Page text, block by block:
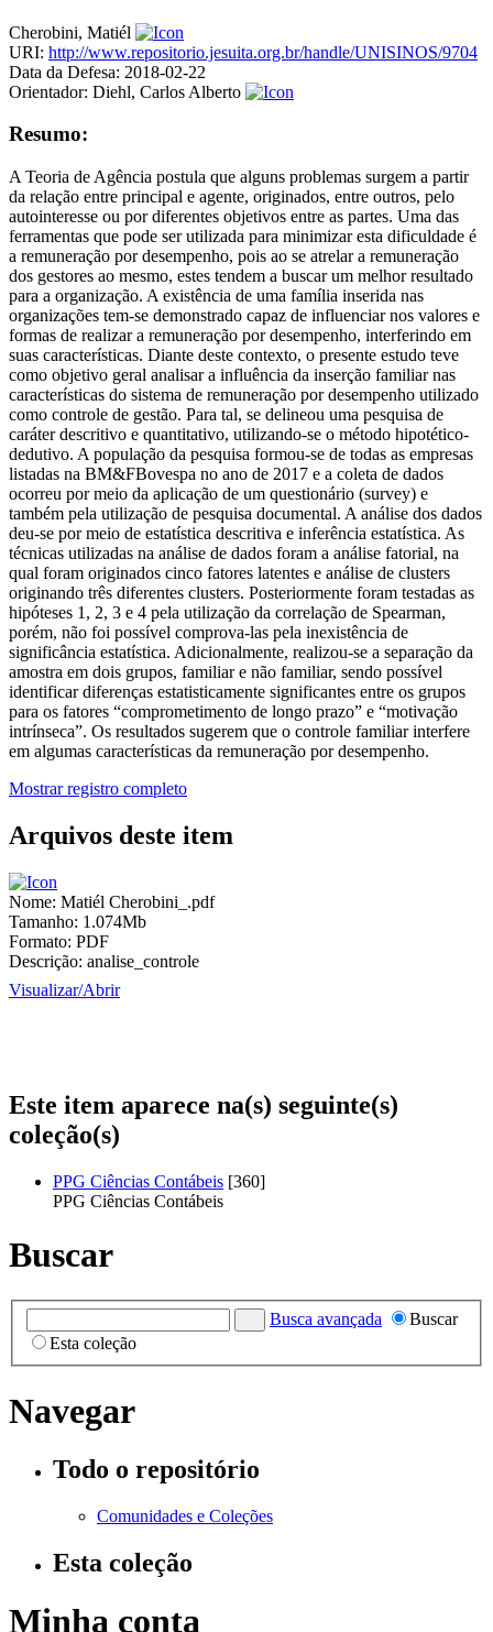
Cherobini, Matiél
URI: http://www.repositorio.jesuita.org.br/handle/UNISINOS/9704
Data da Defesa: 2018-02-22
Orientador: Diehl, Carlos Alberto
Resumo:
A Teoria de Agência postula que alguns problemas surgem a partir
da relação entre principal e agente, originados, entre outros, pelo
autointeresse ou por diferentes objetivos entre as partes. Uma das
ferramentas que pode ser utilizada para minimizar esta dificuldade é
a remuneração por desempenho, pois ao se atrelar a remuneração
dos gestores ao mesmo, estes tendem a buscar um melhor resultado
para a organização. A existência de uma família inserida nas
organizações tem-se demonstrado capaz de influenciar nos valores e
formas de realizar a remuneração por desempenho, interferindo em
suas características. Diante deste contexto, o presente estudo teve
como objetivo geral analisar a influência da inserção familiar nas
características do sistema de remuneração por desempenho utilizado
como controle de gestão. Para tal, se delineou uma pesquisa de
caráter descritivo e quantitativo, utilizando-se o método hipotético-
dedutivo. A população da pesquisa formou-se de todas as empresas
listadas na BM&FBovespa no ano de 2017 e a coleta de dados
ocorreu por meio da aplicação de um questionário (survey) e
também pela utilização de pesquisa documental. A análise dos dados
deu-se por meio de estatística descritiva e inferência estatística. As
técnicas utilizadas na análise de dados foram a análise fatorial, na
qual foram originados cinco fatores latentes e análise de clusters
originando três diferentes clusters. Posteriormente foram testadas as
hipóteses 1, 2, 3 e 4 pela utilização da correlação de Spearman,
porém, não foi possível comprova-las pela inexistência de
significância estatística. Adicionalmente, realizou-se a separação da
amostra em dois grupos, familiar e não familiar, sendo possível
identificar diferenças estatisticamente significantes entre os grupos
para os fatores “comprometimento de longo prazo” e “motivação
intrínseca”. Os resultados sugerem que o controle familiar interfere
em algumas características da remuneração por desempenho.
Mostrar registro completo
Arquivos deste item
Nome: Matiél Cherobini_.pdf
Tamanho: 1.074Mb
Formato: PDF
Descrição: analise_controle
Visualizar/Abrir
Este item aparece na(s) seguinte(s)
coleção(s)
PPG Ciências Contábeis [360]
PPG Ciências Contábeis
Buscar
Busca avançada
Buscar
Esta coleção
Navegar
Todo o repositório
Comunidades e Coleções
Esta coleção
Minha conta